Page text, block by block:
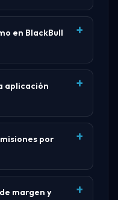
en BlackBull
aplicación
por
margen y